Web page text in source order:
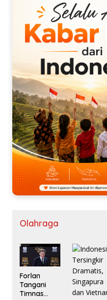
Olahraga
Forlan
Tangani
Timnas